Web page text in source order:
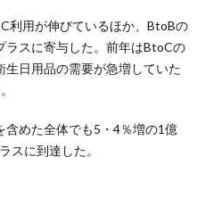
利用が伸びているほか、BtoBの
ラスに寄与した。前年はBtoCの
日用品の需要が急増していた
含めた全体でも5・4％増の1億
スに到達した。